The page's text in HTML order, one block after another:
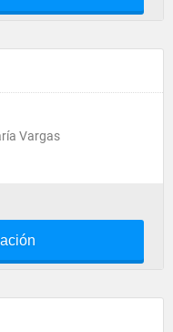
Vargas